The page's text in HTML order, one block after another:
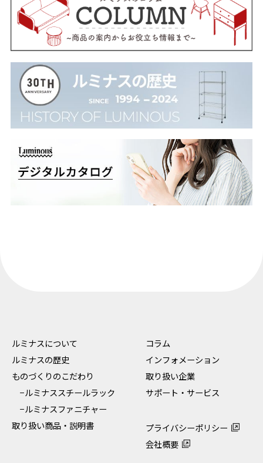
ルミナスについて
ルミナスの歴史
ものづくりのこだわり
−ルミナススチールラック
−ルミナスファニチャー
取り扱い商品・説明書
コラム
インフォメーション
取り扱い企業
サポート・サービス
プライバシーポリシー
会社概要